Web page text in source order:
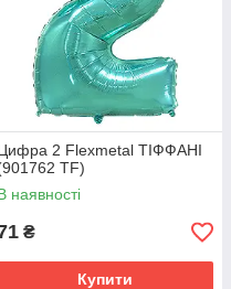
2 Flexmetal ТІФФАНІ
TF)
наявності
₴
Купити